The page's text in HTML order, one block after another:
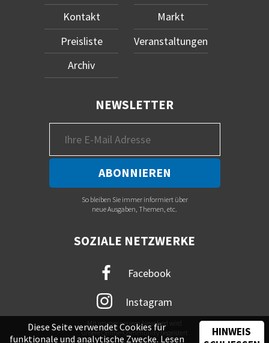
Kontakt
Preisliste
Archiv
Markt
Veranstaltungen
NEWSLETTER
So bleiben Sie immer informiert über
neue Ausgaben, Themen, etc.
SOZIALE NETZWERKE
Facebook
Instagram
Mit immer neuem Newsfeed wird
unsere Online-Community begeistert
Diese Seite verwendet Cookies für
funktionale und analytische Zwecke. Lesen
HINWEIS